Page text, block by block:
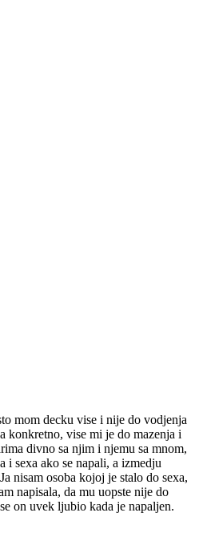
mom decku vise i nije do vodjenja
konkretno, vise mi je do mazenja i
divno sa njim i njemu sa mnom,
sexa ako se napali, a izmedju
nisam osoba kojoj je stalo do sexa,
napisala, da mu uopste nije do
on uvek ljubio kada je napaljen.